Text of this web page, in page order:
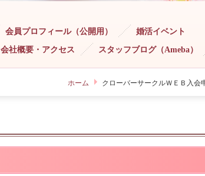
会員プロフィール（公開用） 婚活イベント
会社概要・アクセス スタッフブログ（Ameba）
ホーム クローバーサークルＷＥＢ入会